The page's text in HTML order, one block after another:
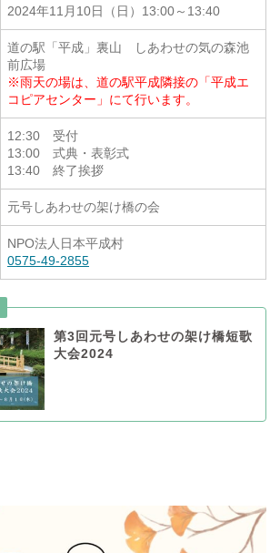
2024年11月10日（日）13:00～13:40
道の駅「平成」裏山 しあわせの気の森池
前広場
※雨天の場は、道の駅平成隣接の「平成エ
コピアセンター」にて行います。
12:30 受付
13:00 式典・表彰式
13:40 終了挨拶
元号しあわせの架け橋の会
NPO法人日本平成村
0575-49-2855
第3回元号しあわせの架け橋短歌
大会2024